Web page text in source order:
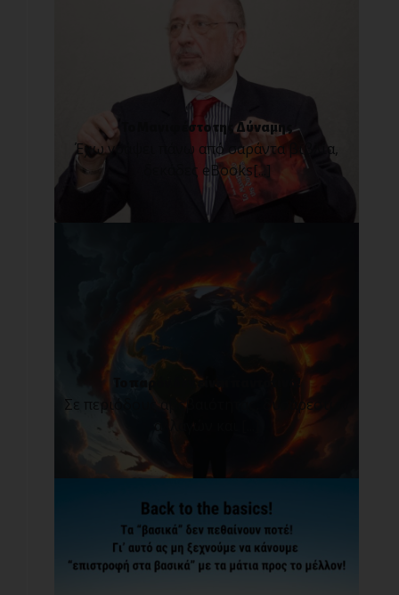
Το Μανιφέστο της Δύναμης
Έχω γράψει πάνω από σαράντα βιβλία,
δεκάδες eBooks[...]
Το παρόν δεν είναι παντοτινό!
Σε περιόδους αβεβαιότητας, δυσάρεστων